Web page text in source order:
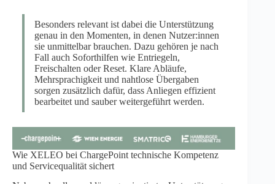
Besonders relevant ist dabei die Unterstützung
genau in den Momenten, in denen Nutzer:innen
sie unmittelbar brauchen. Dazu gehören je nach
Fall auch Soforthilfen wie Entriegeln,
Freischalten oder Reset. Klare Abläufe,
Mehrsprachigkeit und nahtlose Übergaben
sorgen zusätzlich dafür, dass Anliegen effizient
bearbeitet und sauber weitergeführt werden.
Wie XELEO bei ChargePoint technische Kompetenz
und Servicequalität sichert